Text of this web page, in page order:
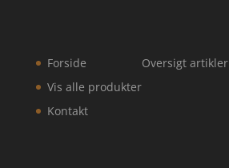
Forside
Vis alle produkter
Kontakt
Oversigt artikler